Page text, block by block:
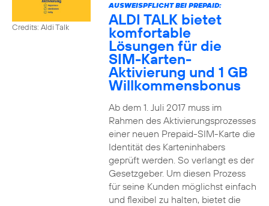
Credits: Aldi Talk
AUSWEISPFLICHT BEI PREPAID:
ALDI TALK bietet
komfortable
Lösungen für die
SIM-Karten-
Aktivierung und 1 GB
Willkommensbonus
Ab dem 1. Juli 2017 muss im
Rahmen des Aktivierungsprozesses
einer neuen Prepaid-SIM-Karte die
Identität des Karteninhabers
geprüft werden. So verlangt es der
Gesetzgeber. Um diesen Prozess
für seine Kunden möglichst einfach
und flexibel zu halten, bietet die